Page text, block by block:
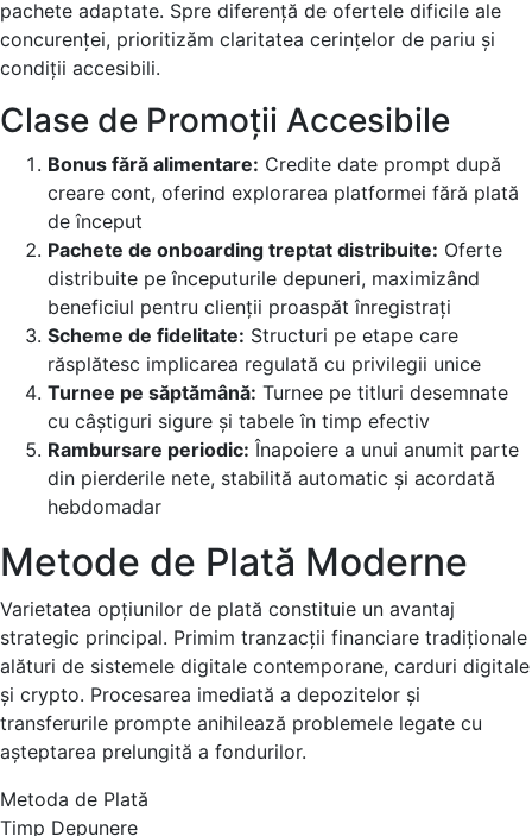
pachete adaptate. Spre diferență de ofertele dificile ale
concurenței, prioritizăm claritatea cerințelor de pariu și
condiții accesibili.
Clase de Promoții Accesibile
Bonus fără alimentare: Credite date prompt după
creare cont, oferind explorarea platformei fără plată
de început
Pachete de onboarding treptat distribuite: Oferte
distribuite pe începuturile depuneri, maximizând
beneficiul pentru clienții proaspăt înregistrați
Scheme de fidelitate: Structuri pe etape care
răsplătesc implicarea regulată cu privilegii unice
Turnee pe săptămână: Turnee pe titluri desemnate
cu câștiguri sigure și tabele în timp efectiv
Rambursare periodic: Înapoiere a unui anumit parte
din pierderile nete, stabilită automatic și acordată
hebdomadar
Metode de Plată Moderne
Varietatea opțiunilor de plată constituie un avantaj
strategic principal. Primim tranzacții financiare tradiționale
alături de sistemele digitale contemporane, carduri digitale
și crypto. Procesarea imediată a depozitelor și
transferurile prompte anihilează problemele legate cu
așteptarea prelungită a fondurilor.
Metoda de Plată
Timp Depunere